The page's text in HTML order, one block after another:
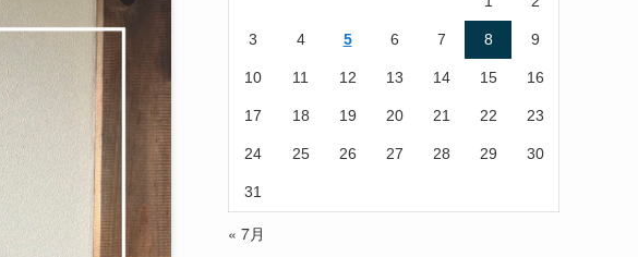
3 4 5 6 7 8 9
10 11 12 13 14 15 16
17 18 19 20 21 22 23
24 25 26 27 28 29 30
31
« 7月